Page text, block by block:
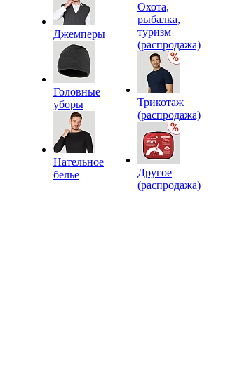
Джемперы
Головные
уборы
Нательное
белье
Охота,
рыбалка,
туризм
(распродажа)
Трикотаж
(распродажа)
Другое
(распродажа)